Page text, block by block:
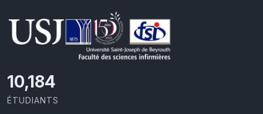
11,110
ÉTUDIANTS